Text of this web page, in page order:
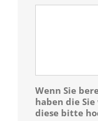
Wenn Sie
haben die
diese bitte